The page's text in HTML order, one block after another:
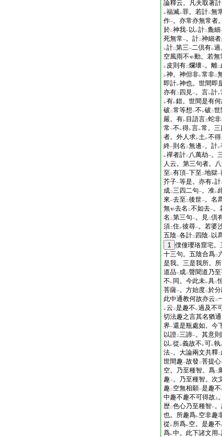
論釋云。凡夫取著計
レ福滅レ罪。若計二無
作一。亦常亦無常者
於二神我一 以 レ計二麁細
死無常一。計二神細
レ計二第三一二倶有レ過
空風雨不
動。若無
レ皮則有二爛壞一。離二
レ神。神但非レ常非二
即計レ神也。世間即
亦有二 四見一。言レ計レ
レ有レ錯。世間是有
破 二常等想一不 レ破 二世
嚴。有レ 目語言三蛇非
常一不 レ得レ言レ常。三
者。外人求レ土レ不得
終一則名 二無邊一。計レ
レ禪者計二 八萬劫一。
人云。第三句者。
至 二有頂一下至 二地獄一
芥子一等是。亦有レ計
成二三四二句一。准レ
來一去至 二後世一。名
無
去名 二不如去一。
名 二第三句一。見二倶
須二住 レ彼尋一。若婆
五陰一各計二 四陰一 以
1 僕僮瓔珞窟宅。
十三句。五陰合爲二
是我。三是我所。
道品一成二聲聞道乃
不 レ 同。今此未レ具二
菩薩一。方始度二於
此中通教何故亦云 二
レ云 二是趣不 レ過及不
切法趣之言其名猶
界一還是瓶處如。今
以證二三諦一。其意
以 レ從 レ義故不 レ可レ執
法一。大論兩文共釋二
世間趣一故發 二菩提心
空。乃至種智。爲二
趣一。乃至種智。次
趣 二 空無相願一是趣不
中趣不趣不可得故 上
歴二色心乃至種智一
也。所趣爲レ空非趣
從 レ所爲レ空。是趣不
爲レ中。此下諸文用 レ